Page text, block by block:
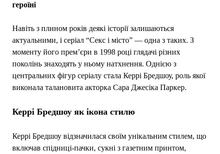
героїні
Навіть з плином років деякі історії залишаються
актуальними, і серіал “Секс і місто” — одна з таких. З
моменту його прем’єри в 1998 році глядачі різних
поколінь знаходять у ньому натхнення. Однією з
центральних фігур серіалу стала Керрі Бредшоу, роль якої
виконала талановита акторка Сара Джесіка Паркер.
Керрі Бредшоу як ікона стилю
Керрі Бредшоу відзначилася своїм унікальним стилем, що
включав спідниці-пачки, сукні з газетним принтом,